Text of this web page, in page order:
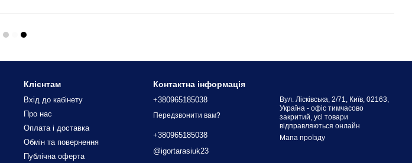
Клієнтам
Вхід до кабінету
Про нас
Оплата і доставка
Обмін та повернення
Публічна оферта
Контактна інформація
+380965185038
Передзвонити вам?
+380965185038
@igortarasiuk23
Вул. Лісківська, 2/71, Київ, 02163,
Україна - офіс тимчасово
закритий, усі товари
відправляються онлайн
Мапа проїзду